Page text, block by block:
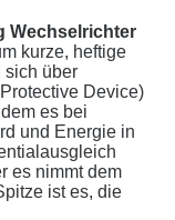
Wechselrichter
kurze, heftige
sich über
Device)
es bei
und Energie in
es nimmt dem
ist es, die